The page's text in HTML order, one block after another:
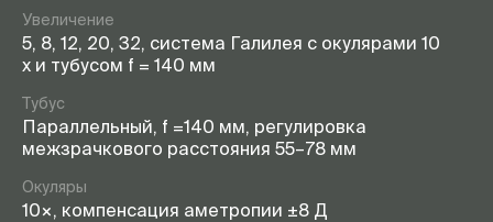
Увеличение
5, 8, 12, 20, 32, система Галилея с окулярами 10
х и тубусом f = 140 мм
Тубус
Параллельный, f =140 мм, регулировка
межзрачкового расстояния 55–78 мм
Окуляры
10×, компенсация аметропии ±8 Д